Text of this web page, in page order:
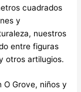
cuadrados
y
nuestros
entre figuras
otros artilugios.
O Grove, niños y